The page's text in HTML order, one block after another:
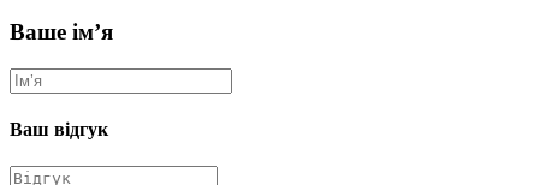
Ваше ім’я
Ваш відгук